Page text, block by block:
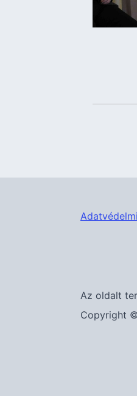
Az oldalt
Copyright